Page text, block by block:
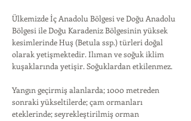
Ülkemizde İç Anadolu Bölgesi ve Doğu Anadolu
Bölgesi ile Doğu Karadeniz Bölgesinin yüksek
kesimlerinde Huş (Betula ssp.) türleri doğal
olarak yetişmektedir. Ilıman ve soğuk iklim
kuşaklarında yetişir. Soğuklardan etkilenmez.
Yangın geçirmiş alanlarda; 1000 metreden
sonraki yükseltilerde; çam ormanları
eteklerinde; seyrekleştirilmiş orman